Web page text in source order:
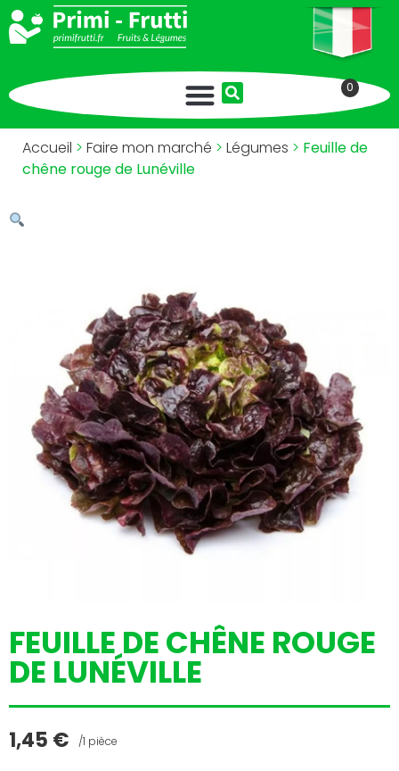
0
Accueil > Faire mon marché > Légumes > Feuille de
chêne rouge de Lunéville
FEUILLE DE CHÊNE ROUGE
DE LUNÉVILLE
1,45 € /1 pièce